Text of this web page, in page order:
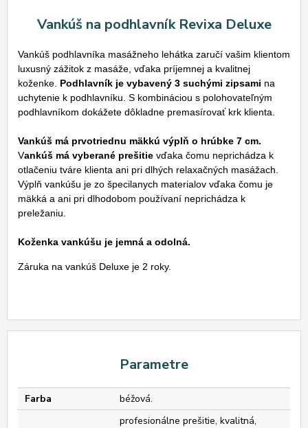
Vankúš na podhlavník Revixa Deluxe
Vankúš podhlavníka masážneho lehátka zaručí vašim klientom
luxusný zážitok z masáže, vďaka príjemnej a kvalitnej
koženke. Podhlavník je vybavený 3 suchými zipsami na
uchytenie k podhlavníku. S kombináciou s polohovateľným
podhlavníkom dokážete dôkladne premasírovať krk klienta.
Vankúš má prvotriednu mäkkú výplň o hrúbke 7 cm.
Vankúš má vyberané prešitie vďaka čomu neprichádza k
otlačeniu tváre klienta ani pri dlhých relaxačných masážach.
Výplň vankúšu je zo špecilanych materialov vďaka čomu je
mäkká a ani pri dlhodobom používaní neprichádza k
preležaniu.
Koženka vankúšu je jemná a odolná.
Záruka na vankúš Deluxe je 2 roky.
Parametre
Farba béžová.
profesionálne prešitie, kvalitná,